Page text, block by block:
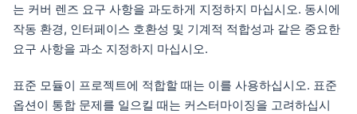
는 커버 렌즈 요구 사항을 과도하게 지정하지 마십시오. 동시에
작동 환경, 인터페이스 호환성 및 기계적 적합성과 같은 중요한
요구 사항을 과소 지정하지 마십시오.
표준 모듈이 프로젝트에 적합할 때는 이를 사용하십시오. 표준
옵션이 통합 문제를 일으킬 때는 커스터마이징을 고려하십시